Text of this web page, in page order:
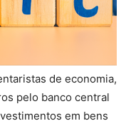
de economia,
pelo banco central
em bens